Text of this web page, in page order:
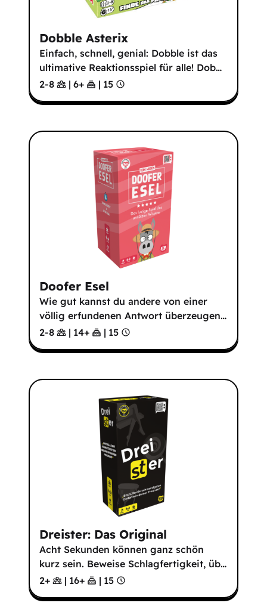
Dobble Asterix
Einfach, schnell, genial: Dobble ist das
ultimative Reaktionsspiel für alle! Dob…
2-8
| 6+ | 15
Doofer Esel
Wie gut kannst du andere von einer
völlig erfundenen Antwort überzeugen…
2-8
| 14+ | 15
Dreister: Das Original
Acht Sekunden können ganz schön
kurz sein. Beweise Schlagfertigkeit, üb…
2+
| 16+ | 15